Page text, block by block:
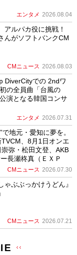
エンタメ 2026.08.04
アルパカ役に挑戦！
んがソフトバンクCM
CMニュース 2026.08.03
DiverCityでの 2ndワ
の全員曲「台風の
演となる韓国コンサ
エンタメ 2026.07.31
地元・愛知に夢を。
、8月1日オンエ
弥・松田文登、AKB
長瀬柊真（ＥＸＰ
CMニュース 2026.07.30
ゃぶぶっかけうどん』
CMニュース 2026.07.21